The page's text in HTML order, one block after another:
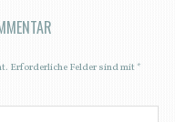
Erforderliche Felder sind mit*